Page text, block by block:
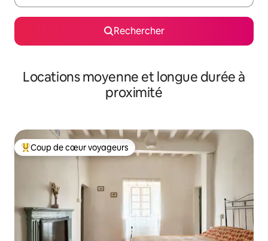
Rechercher
Locations moyenne et longue durée à
proximité
Coups de cœur voyageurs les plus appréciés
Coup de cœur voyageurs